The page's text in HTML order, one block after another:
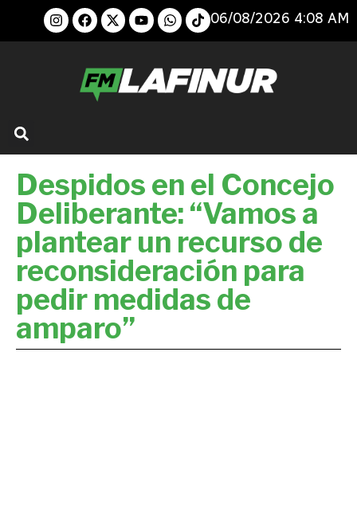
06/08/2026 4:08 AM
Despidos en el Concejo
Deliberante: “Vamos a
plantear un recurso de
reconsideración para
pedir medidas de
amparo”